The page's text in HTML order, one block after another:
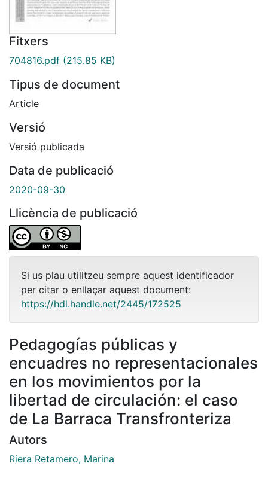
Fitxers
704816.pdf (215.85 KB)
Tipus de document
Article
Versió
Versió publicada
Data de publicació
2020-09-30
Llicència de publicació
Si us plau utilitzeu sempre aquest identificador
per citar o enllaçar aquest document:
https://hdl.handle.net/2445/172525
Pedagogías públicas y
encuadres no representacionales
en los movimientos por la
libertad de circulación: el caso
de La Barraca Transfronteriza
Autors
Riera Retamero, Marina